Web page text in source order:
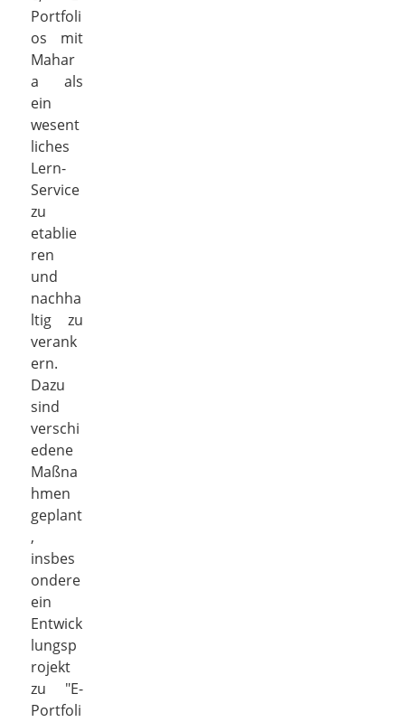
Portfoli
os mit
Mahar
a als
ein
wesent
liches
Lern-
Service
zu
etablie
ren
und
nachha
ltig zu
verank
ern.
Dazu
sind
verschi
edene
Maßna
hmen
geplant
,
insbes
ondere
ein
Entwick
lungsp
rojekt
zu "E-
Portfoli